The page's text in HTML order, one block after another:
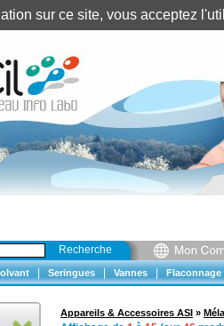
Recherche
Seringues Vannes Flaconnage
Appareils & Accessoires ASI »
sur ce site, vous acceptez